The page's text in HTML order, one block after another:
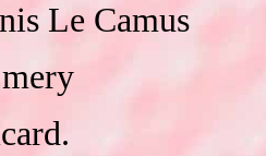
Le Camus